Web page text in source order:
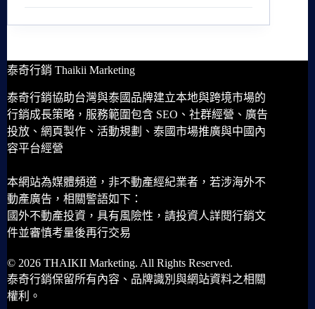
泰奇行銷 Thaikii Marketing
泰奇行銷協助台灣與泰國品牌建立本地與跨境市場的
行銷成長策略，服務範圍包含 SEO、社群經營、廣告
投放、網頁製作、活動規劃、泰國市場推廣與中國內
容平台經營
本網站為媒體頻道，非不動產經紀業者，若涉海外不
動產廣告，相關警語如下：
國外不動產投資，具有風險性，請投資人詳閱行銷文
件並審慎考量後再行交易
© 2026 THAIKII Marketing. All Rights Reserved.
泰奇行銷保留所有內容、品牌識別與網站資料之相關
權利。